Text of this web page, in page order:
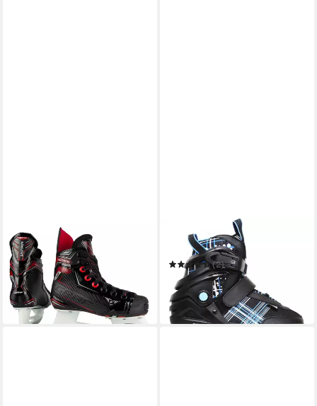
GRAF
Schlittschuhe Schlittschuhe
Graf G1075 Bambini
165,45 €
in 4-5 Werktagen bei dir
Schlittschuhe TORONTO JR.
(2)
39,60 € UVP59,95 €
-34%
in 6-8 Werktagen bei dir